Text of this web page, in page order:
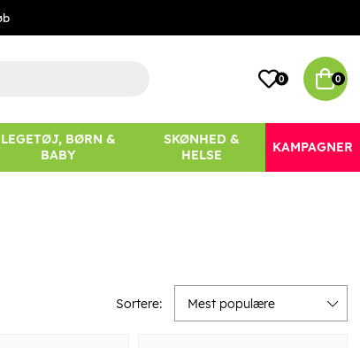
0 0
LEGETØJ, BØRN &
BABY
SKØNHED &
HELSE
KAMPAGNER
Sortere: Mest populære